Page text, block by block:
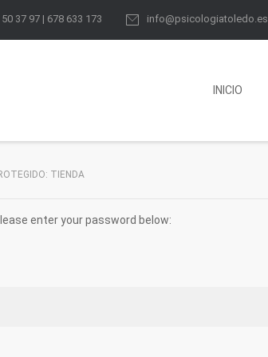
37 97 | 678 633 173 info@psicologiatoledo.es
INICIO
TIENDA
enter your password below: